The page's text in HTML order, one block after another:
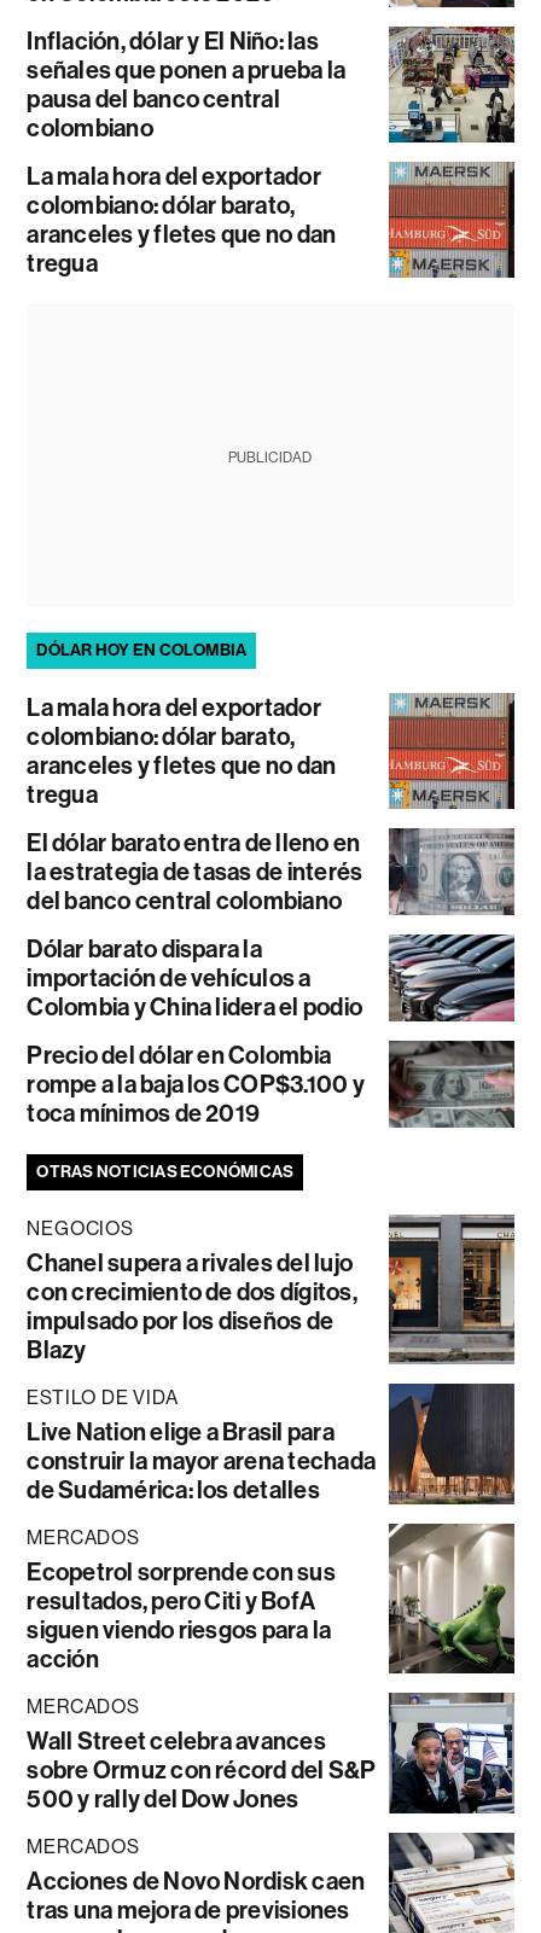
Inflación, dólar y El Niño: las
señales que ponen a prueba la
pausa del banco central
colombiano
La mala hora del exportador
colombiano: dólar barato,
aranceles y fletes que no dan
tregua
PUBLICIDAD
DÓLAR HOY EN COLOMBIA
La mala hora del exportador
colombiano: dólar barato,
aranceles y fletes que no dan
tregua
El dólar barato entra de lleno en
la estrategia de tasas de interés
del banco central colombiano
Dólar barato dispara la
importación de vehículos a
Colombia y China lidera el podio
Precio del dólar en Colombia
rompe a la baja los COP$3.100 y
toca mínimos de 2019
OTRAS NOTICIAS ECONÓMICAS
NEGOCIOS
Chanel supera a rivales del lujo
con crecimiento de dos dígitos,
impulsado por los diseños de
Blazy
ESTILO DE VIDA
Live Nation elige a Brasil para
construir la mayor arena techada
de Sudamérica: los detalles
MERCADOS
Ecopetrol sorprende con sus
resultados, pero Citi y BofA
siguen viendo riesgos para la
acción
MERCADOS
Wall Street celebra avances
sobre Ormuz con récord del S&P
500 y rally del Dow Jones
MERCADOS
Acciones de Novo Nordisk caen
tras una mejora de previsiones